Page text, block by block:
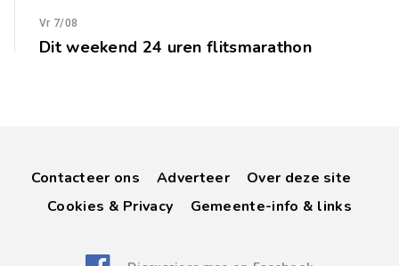
Vr 7/08
Dit weekend 24 uren flitsmarathon
Contacteer ons Adverteer
Over deze site
Cookies & Privacy
Gemeente-info & links